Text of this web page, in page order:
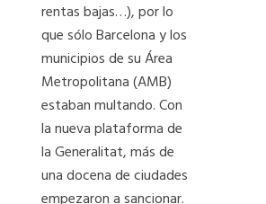
rentas bajas…), por lo
que sólo Barcelona y los
municipios de su Área
Metropolitana (AMB)
estaban multando. Con
la nueva plataforma de
la Generalitat, más de
una docena de ciudades